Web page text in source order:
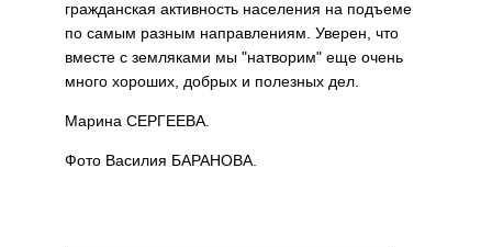
гражданская активность населения на подъеме
по самым разным направлениям. Уверен, что
вместе с земляками мы "натворим" еще очень
много хороших, добрых и полезных дел.
Марина СЕРГЕЕВА.
Фото Василия БАРАНОВА.